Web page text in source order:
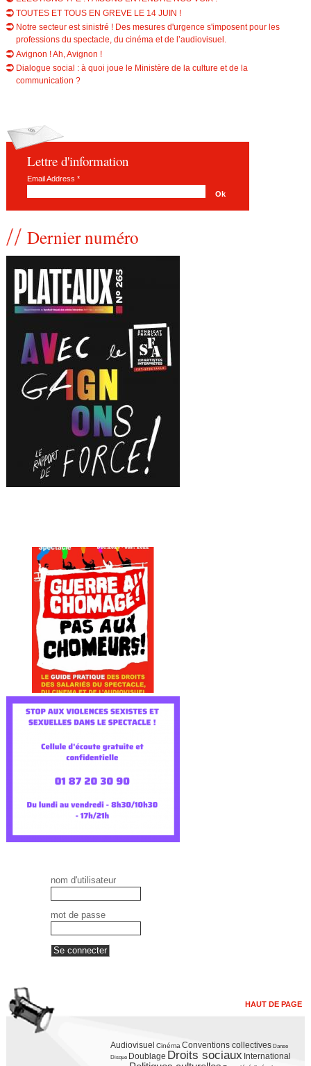
TOUTES ET TOUS EN GREVE LE 14 JUIN !
Notre secteur est sinistré ! Des mesures d'urgence s'imposent pour les
professions du spectacle, du cinéma et de l’audiovisuel.
Avignon ! Ah, Avignon !
Dialogue social : à quoi joue le Ministère de la culture et de la
communication ?
Lettre d'information
Email Address *
Dernier numéro
nom d'utilisateur
mot de passe
HAUT DE PAGE
Audiovisuel Cinéma Conventions collectives Danse
Disque Doublage Droits sociaux International